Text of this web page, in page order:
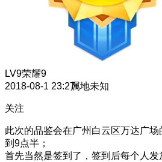
LV9荣耀9
2018-08-1 23:27属地未知
关注
此次的品鉴会在广州白云区万达广
到9点半；
首先当然是签到了，签到后每个人